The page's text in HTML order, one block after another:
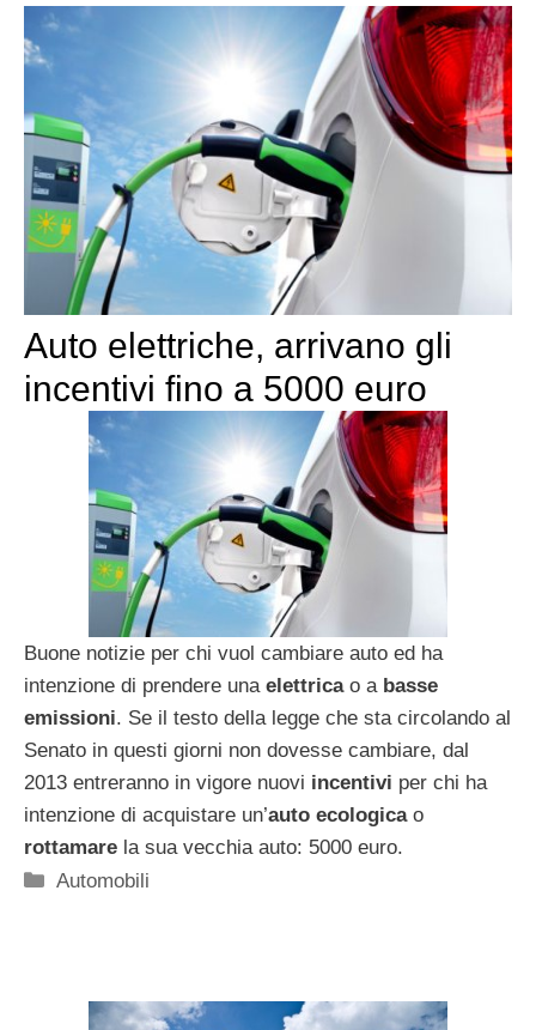
Auto elettriche, arrivano gli
incentivi fino a 5000 euro
Buone notizie per chi vuol cambiare auto ed ha
intenzione di prendere una elettricao a basse
emissioni. Se il testo della legge che sta circolando al
Senato in questi giorni non dovesse cambiare, dal
2013 entreranno in vigore nuovi incentivi per chi ha
intenzione di acquistare un’auto ecologicao
rottamare la sua vecchia auto: 5000 euro.
Categorie
Automobili